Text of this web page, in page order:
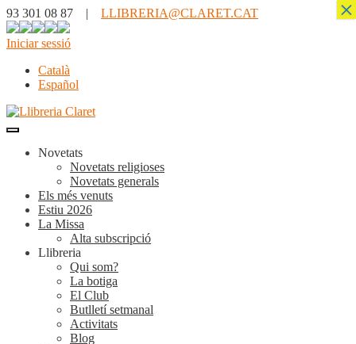
93 301 08 87 | LLIBRERIA@CLARET.CAT
Iniciar sessió
Català
Español
Novetats
Novetats religioses
Novetats generals
Els més venuts
Estiu 2026
La Missa
Alta subscripció
Llibreria
Qui som?
La botiga
El Club
Butlletí setmanal
Activitats
Blog
×